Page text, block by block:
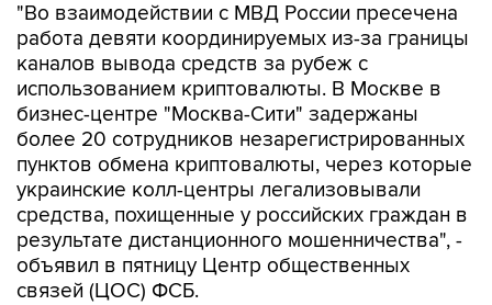
"Во взаимодействии с МВД России пресечена
работа девяти координируемых из-за границы
каналов вывода средств за рубеж с
использованием криптовалюты. В Москве в
бизнес-центре "Москва-Сити" задержаны
более 20 сотрудников незарегистрированных
пунктов обмена криптовалюты, через которые
украинские колл-центры легализовывали
средства, похищенные у российских граждан в
результате дистанционного мошенничества", -
объявил в пятницу Центр общественных
связей (ЦОС) ФСБ.